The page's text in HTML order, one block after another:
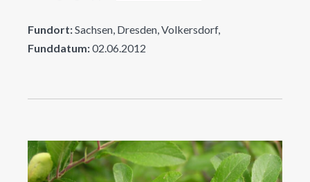
Fundort:Sachsen, Dresden, Volkersdorf,
Funddatum:02.06.2012